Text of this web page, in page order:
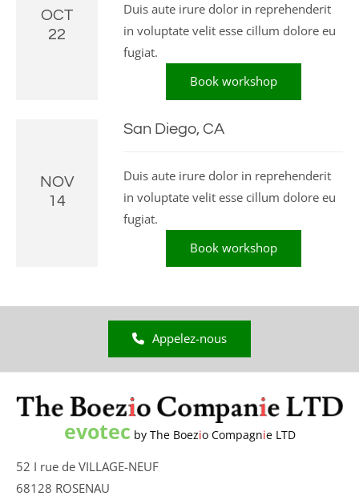
OCT
22
Duis aute irure dolor in reprehenderit
in voluptate velit esse cillum dolore eu
fugiat.
Book workshop
NOV
14
San Diego, CA
Duis aute irure dolor in reprehenderit
in voluptate velit esse cillum dolore eu
fugiat.
Book workshop
Appelez-nous
evotec by The Boezio Compagnie LTD
52 I rue de VILLAGE-NEUF
68128 ROSENAU